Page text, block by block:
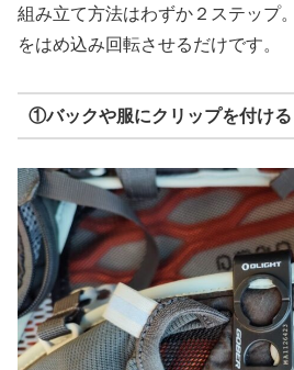
組み立て方法はわずか２ステップ
をはめ込み回転させるだけです。
①バックや服にクリップを付ける